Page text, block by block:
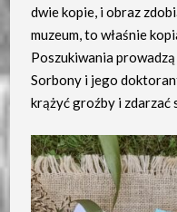
dwie kopie, i obraz
muzeum, to właśnie
Poszukiwania
Sorbony i jego
krążyć groźby i zdarzać